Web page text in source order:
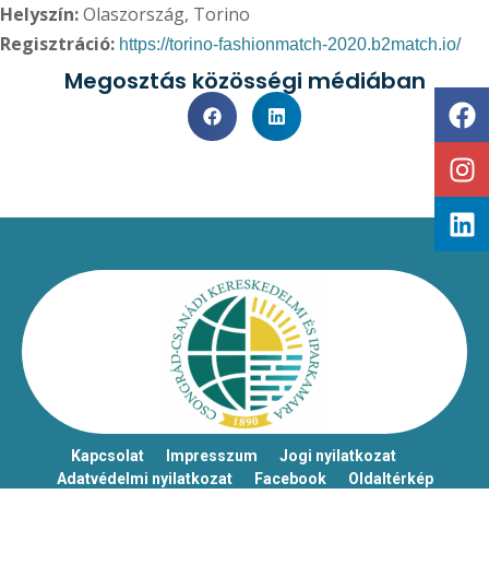
Helyszín:Olaszország, Torino
Regisztráció: https://torino-fashionmatch-2020.b2match.io/
Megosztás közösségi médiában
Kapcsolat Impresszum
Jogi nyilatkozat
Adatvédelmi nyilatkozat
Facebook Oldaltérkép